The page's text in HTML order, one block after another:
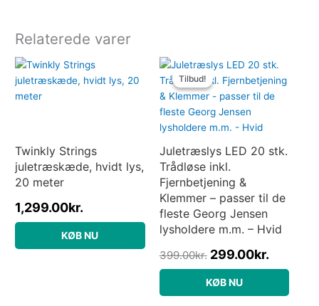
Relaterede varer
Twinkly Strings
juletræskæde, hvidt lys,
20 meter
1,299.00kr.
KØB NU
Tilbud!
Tilbud!
Juletræslys LED 20 stk.
Trådløse inkl.
Fjernbetjening &
Klemmer – passer til de
fleste Georg Jensen
lysholdere m.m. – Hvid
399.00kr.
Original
price
was:
399.00kr..
299.00kr.
Current
price
is:
KØB NU